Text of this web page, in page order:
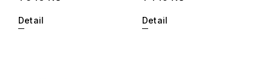
Detail Detail